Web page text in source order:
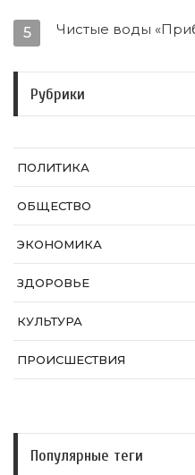
5 Чистые воды
Рубрики
ПОЛИТИКА
ОБЩЕСТВО
ЭКОНОМИКА
ЗДОРОВЬЕ
КУЛЬТУРА
ПРОИСШЕСТВИЯ
Популярные теги